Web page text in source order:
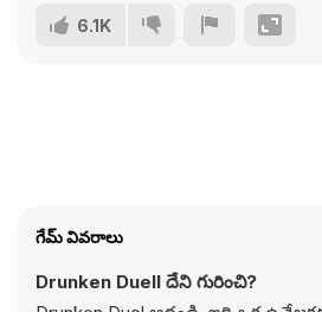
6.1K
గేమ్ వివరాలు
Drunken Duell దేని గురించి?